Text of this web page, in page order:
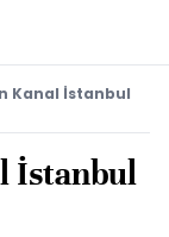
Kanal İstanbul
İstanbul